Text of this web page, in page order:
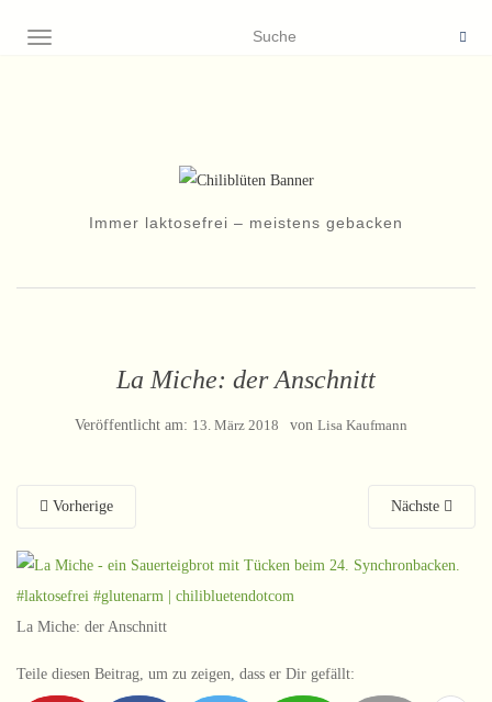
NAVIGATION EIN-/AUSSCHALTEN
Immer laktosefrei – meistens gebacken
La Miche: der Anschnitt
Veröffentlicht am: 13. März 2018 von Lisa Kaufmann
Vorherige Nächste
La Miche: der Anschnitt
Teile diesen Beitrag, um zu zeigen, dass er Dir gefällt: